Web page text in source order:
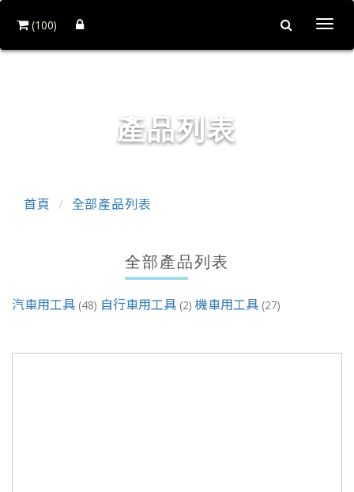
(100)
產品列表
首頁 全部產品列表
全部產品列表
汽車用工具 (48) 自行車用工具 (2) 機車用工具 (27)